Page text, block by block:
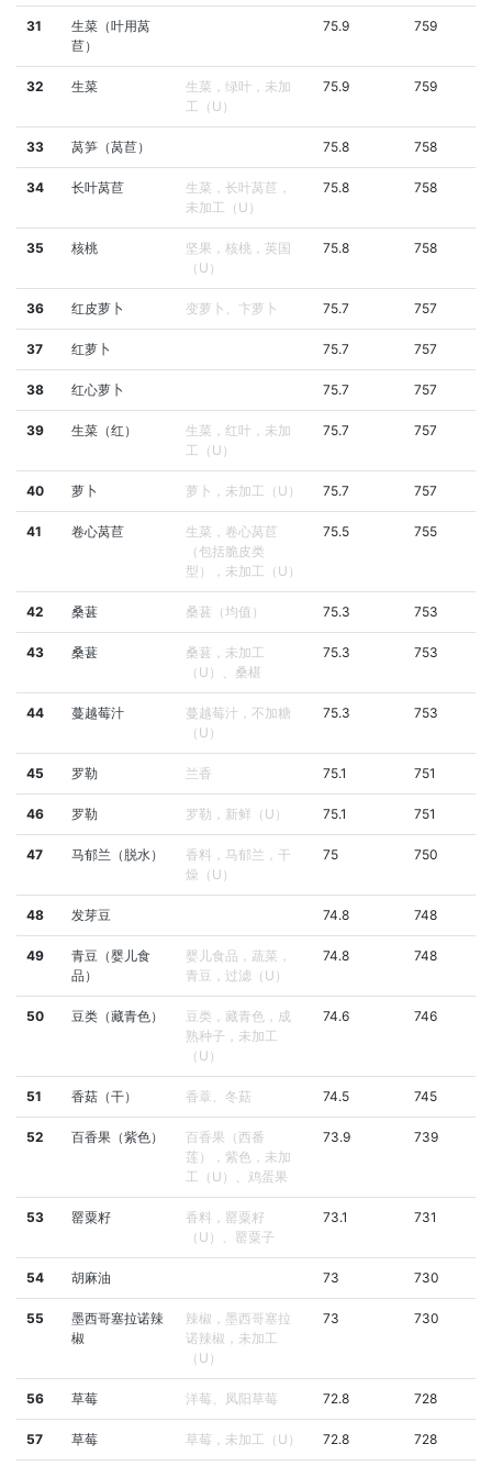
31
生菜（叶用莴
苣）
75.9 759
32 生菜
生菜，绿叶，未加
工（U）
75.9 759
33 莴笋（莴苣） 75.8 758
34 长叶莴苣
生菜，长叶莴苣，
未加工（U）
75.8 758
35 核桃
坚果，核桃，英国
（U）
75.8 758
36 红皮萝卜 变萝卜、卞萝卜 75.7 757
37 红萝卜 75.7 757
38 红心萝卜 75.7 757
39 生菜（红）
生菜，红叶，未加
工（U）
75.7 757
40 萝卜 萝卜，未加工（U） 75.7 757
41 卷心莴苣
生菜，卷心莴苣
（包括脆皮类
型），未加工（U）
75.5 755
42 桑葚 桑葚（均值） 75.3 753
43 桑葚
桑葚，未加工
（U）、桑椹
75.3 753
44 蔓越莓汁
蔓越莓汁，不加糖
（U）
75.3 753
45 罗勒 兰香 75.1 751
46 罗勒 罗勒，新鲜（U） 75.1 751
47 马郁兰（脱水）
香料，马郁兰，干
燥（U）
75 750
48 发芽豆 74.8 748
49
青豆（婴儿食
品）
婴儿食品，蔬菜，
青豆，过滤（U）
74.8 748
50 豆类（藏青色）
豆类，藏青色，成
熟种子，未加工
（U）
74.6 746
51 香菇（干） 香蔁、冬菇 74.5 745
52 百香果（紫色）
百香果（西番
莲），紫色，未加
工（U）、鸡蛋果
73.9 739
53 罂粟籽
香料，罂粟籽
（U）、罂粟子
73.1 731
54 胡麻油 73 730
55
墨西哥塞拉诺辣
椒
辣椒，墨西哥塞拉
诺辣椒，未加工
（U）
73 730
56 草莓 洋莓、凤阳草莓 72.8 728
57 草莓 草莓，未加工（U） 72.8 728